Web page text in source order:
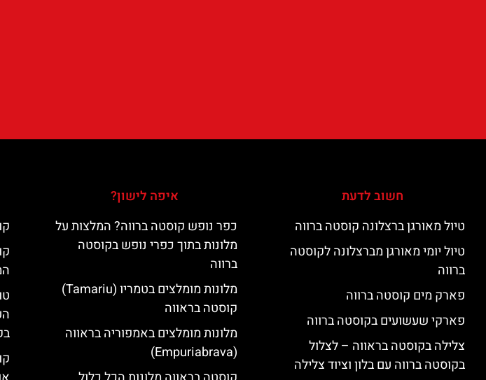
חשוב לדעת
טיול מאורגן ברצלונה קוסטה ברווה
טיול יומי מאורגן מברצלונה לקוסטה
ברווה
פארק מים קוסטה ברווה
פארקי שעשועים בקוסטה ברווה
צלילה בקוסטה בראווה – לצלול
בקוסטה ברווה עם בלון וציוד צלילה
איפה לישון?
כפר נופש קוסטה ברווה? המלצות על
מלונות בתוך כפרי נופש בקוסטה
ברווה
מלונות מומלצים בטמריו (Tamariu)
קוסטה בראווה
מלונות מומלצים באמפוריה בראווה
(Empuriabrava)